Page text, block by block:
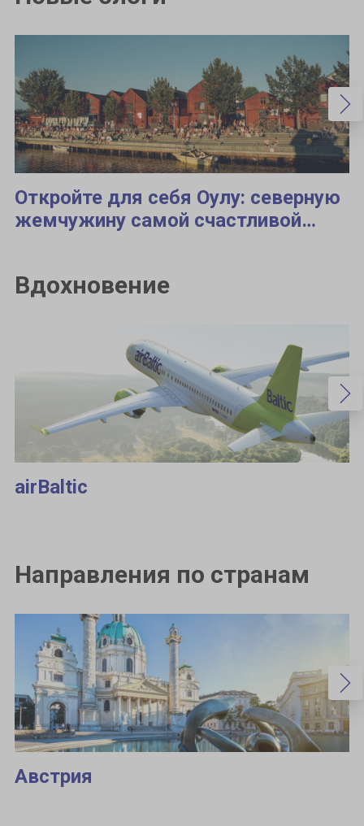
Откройте для себя Оулу: северную
жемчужину самой счастливой
Вдохновение
airBaltic
Направления по странам
Австрия